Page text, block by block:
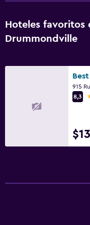
Hoteles favoritos
Drummondville
8,3